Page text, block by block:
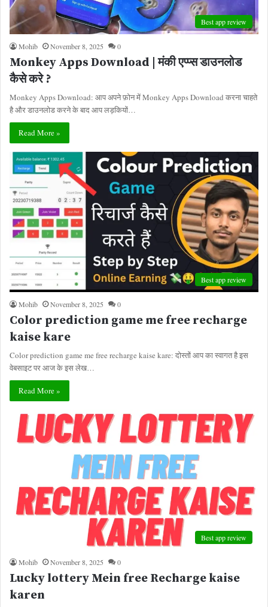
Best app review
Mohib November 8, 2025 0
Monkey Apps Download | मंकी एप्प्स डाउनलोड
कैसे करे ?
Monkey Apps Download: आप अपने फ़ोन में Monkey Apps Download करना चाहते
है और डाउनलोड करने के बाद आप लड़कियों…
Read More »
Best app review
Mohib November 8, 2025 0
Color prediction game me free recharge
kaise kare
Color prediction game me free recharge kaise kare: दोस्तों आप का स्वागत है इस
वेबसाइट पर आज के इस लेख…
Read More »
Best app review
Mohib November 8, 2025 0
Lucky lottery Mein free Recharge kaise
karen